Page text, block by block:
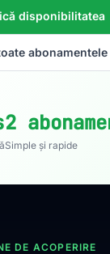
disponibilitatea
abonamentele
2
Simple și rapide
DE ACOPERIRE